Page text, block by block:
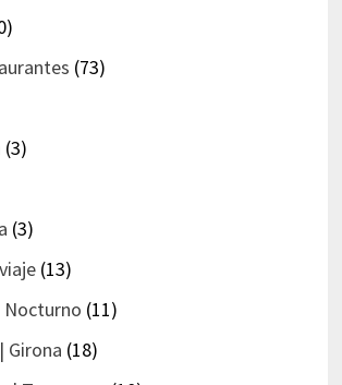
(73)
(3)
(3)
(13)
Nocturno (11)
Girona (18)